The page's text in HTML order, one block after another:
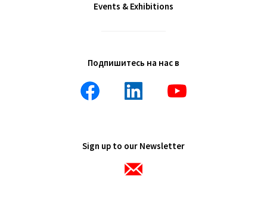
Events & Exhibitions
Подпишитесь на нас в
Sign up to our Newsletter